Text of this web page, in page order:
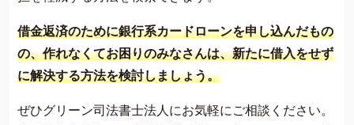
借金返済のために銀行系カードローンを申し込んだもの
の、作れなくてお困りのみなさんは、新たに借入をせず
に解決する方法を検討しましょう。
ぜひグリーン司法書士法人にお気軽にご相談ください。